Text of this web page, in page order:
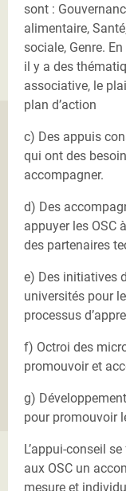
sont :
alimentaire,
sociale, Genre.
il y a des
associative, le
plan d’action
c) Des appuis
qui ont des
accompagner.
d) Des
appuyer les OSC
des partenaires
e) Des initiatives
universités pour
processus
f) Octroi des
promouvoir et
g)
pour promouvoir
L’appui-conseil
aux OSC un
mesure et